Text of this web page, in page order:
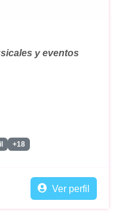
y eventos
+18
Ver perfil